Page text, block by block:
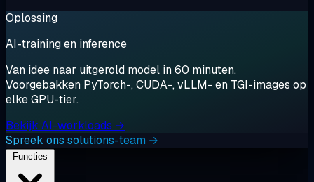
Oplossing
AI-training en inference
Van idee naar uitgerold model in 60 minuten.
Voorgebakken PyTorch-, CUDA-, vLLM- en TGI-images op
elke GPU-tier.
Bekijk AI-workloads →
Spreek ons solutions-team →